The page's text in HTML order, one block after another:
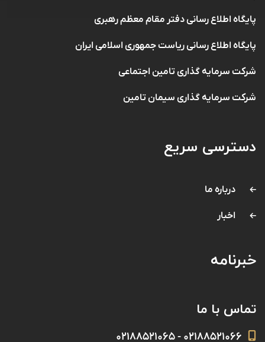
پایگاه اطلاع رسانی دفتر مقام معظم رهبری
پایگاه اطلاع رسانی ریاست جمهوری اسلامی ایران
شرکت سرمایه گذاری تامین اجتماعی
شرکت سرمایه گذاری سیمان تامین
دسترسی سریع
درباره ما
اخبار
خبرنامه
تماس با ما
۰۲۱۸۸۵۲۱۰۶۶ - ۰۲۱۸۸۵۲۱۰۶۵